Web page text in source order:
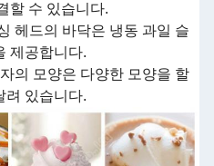
할 수 있습니다.
헤드의 바닥은 냉동 과일 슬
제공합니다.
의 모양은 다양한 모양을 할
려 있습니다.